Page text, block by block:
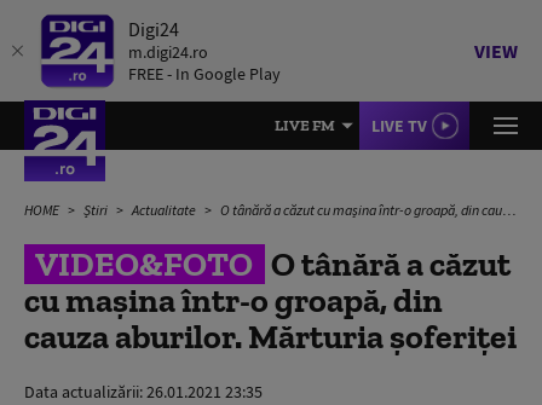
Digi24
m.digi24.ro
FREE - In Google Play
VIEW
LIVE FM LIVE TV
HOME Știri Actualitate O tânără a căzut cu mașina într-o groapă, din cauza aburilor. Mărturia șoferiței
VIDEO&FOTO O tânără a căzut
cu mașina într-o groapă, din
cauza aburilor. Mărturia șoferiței
Data actualizării:26.01.2021 23:35